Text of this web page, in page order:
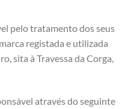
pelo tratamento dos seus
registada e utilizada
sita à Travessa da Corga,
através do seguinte